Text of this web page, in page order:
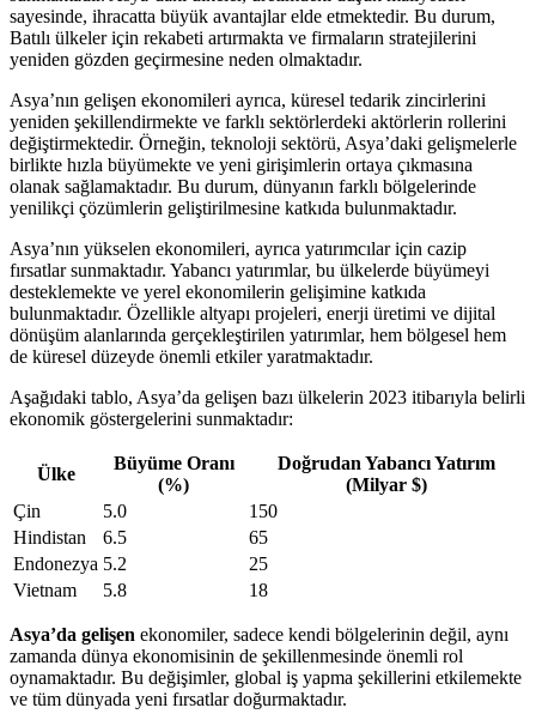
sayesinde, ihracatta büyük avantajlar elde etmektedir. Bu durum,
Batılı ülkeler için rekabeti artırmakta ve firmaların stratejilerini
yeniden gözden geçirmesine neden olmaktadır.
Asya’nın gelişen ekonomileri ayrıca, küresel tedarik zincirlerini
yeniden şekillendirmekte ve farklı sektörlerdeki aktörlerin rollerini
değiştirmektedir. Örneğin, teknoloji sektörü, Asya’daki gelişmelerle
birlikte hızla büyümekte ve yeni girişimlerin ortaya çıkmasına
olanak sağlamaktadır. Bu durum, dünyanın farklı bölgelerinde
yenilikçi çözümlerin geliştirilmesine katkıda bulunmaktadır.
Asya’nın yükselen ekonomileri, ayrıca yatırımcılar için cazip
fırsatlar sunmaktadır. Yabancı yatırımlar, bu ülkelerde büyümeyi
desteklemekte ve yerel ekonomilerin gelişimine katkıda
bulunmaktadır. Özellikle altyapı projeleri, enerji üretimi ve dijital
dönüşüm alanlarında gerçekleştirilen yatırımlar, hem bölgesel hem
de küresel düzeyde önemli etkiler yaratmaktadır.
Aşağıdaki tablo, Asya’da gelişen bazı ülkelerin 2023 itibarıyla belirli
ekonomik göstergelerini sunmaktadır:
Ülke
Büyüme Oranı
(%)
Doğrudan Yabancı Yatırım
(Milyar $)
Çin
5.0
150
Hindistan
6.5
65
Endonezya 5.2
25
Vietnam
5.8 18
Asya’da gelişen ekonomiler, sadece kendi bölgelerinin değil, aynı
zamanda dünya ekonomisinin de şekillenmesinde önemli rol
oynamaktadır. Bu değişimler, global iş yapma şekillerini etkilemekte
ve tüm dünyada yeni fırsatlar doğurmaktadır.